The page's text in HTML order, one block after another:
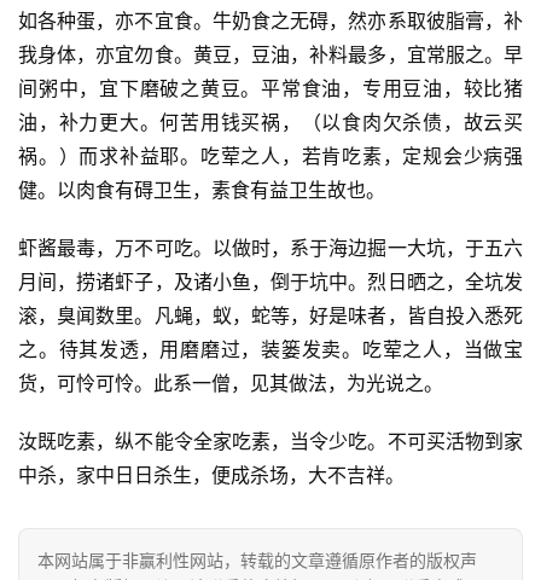
资
讯
八
点
音
高
僧
访
谈
心
菩
提
如各种蛋，亦不宜食。牛奶食之无碍，然亦系取彼脂膏，补
我身体，亦宜勿食。黄豆，豆油，补料最多，宜常服之。早
间粥中，宜下磨破之黄豆。平常食油，专用豆油，较比猪
油，补力更大。何苦用钱买祸，（以食肉欠杀债，故云买
祸。）而求补益耶。吃荤之人，若肯吃素，定规会少病强
健。以肉食有碍卫生，素食有益卫生故也。
虾酱最毒，万不可吃。以做时，系于海边掘一大坑，于五六
月间，捞诸虾子，及诸小鱼，倒于坑中。烈日晒之，全坑发
滚，臭闻数里。凡蝇，蚁，蛇等，好是味者，皆自投入悉死
之。待其发透，用磨磨过，装篓发卖。吃荤之人，当做宝
货，可怜可怜。此系一僧，见其做法，为光说之。
汝既吃素，纵不能令全家吃素，当令少吃。不可买活物到家
中杀，家中日日杀生，便成杀场，大不吉祥。
本网站属于非赢利性网站，转载的文章遵循原作者的版权声